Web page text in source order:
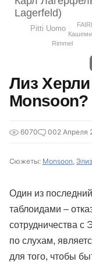
Lagerfeld)
Pitti Uomo
Rimmel
Лиз
Monsoon?
6070 002 Апреля
Сюжеты: Monsoon,
Один из
таблоидами –
сотрудничества с
по слухам,
для того, чтобы